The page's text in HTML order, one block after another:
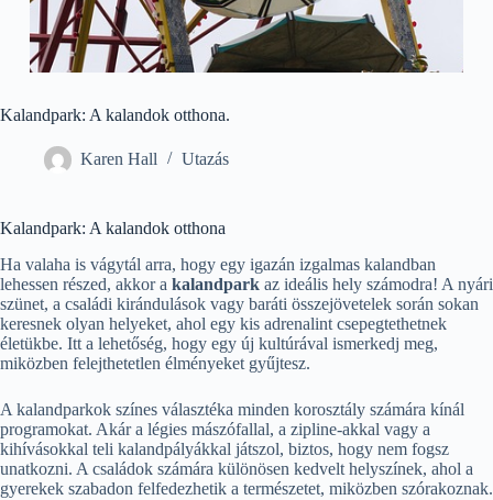
Kalandpark: A kalandok otthona.
Karen Hall Utazás
Kalandpark: A kalandok otthona
Ha valaha is vágytál arra, hogy egy igazán izgalmas kalandban
lehessen részed, akkor a kalandpark az ideális hely számodra! A nyári
szünet, a családi kirándulások vagy baráti összejövetelek során sokan
keresnek olyan helyeket, ahol egy kis adrenalint csepegtethetnek
életükbe. Itt a lehetőség, hogy egy új kultúrával ismerkedj meg,
miközben felejthetetlen élményeket gyűjtesz.
A kalandparkok színes választéka minden korosztály számára kínál
programokat. Akár a légies mászófallal, a zipline-akkal vagy a
kihívásokkal teli kalandpályákkal játszol, biztos, hogy nem fogsz
unatkozni. A családok számára különösen kedvelt helyszínek, ahol a
gyerekek szabadon felfedezhetik a természetet, miközben szórakoznak.